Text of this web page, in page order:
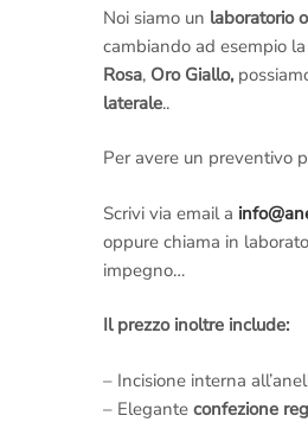
Noi siamo un laboratorio
cambiando ad esempio la
Rosa, Oro Giallo,
laterale..
Per avere un preventivo
Scrivi via email a
oppure chiama in
impegno…
Il prezzo inoltre include:
– Incisione interna
– Elegante confezione